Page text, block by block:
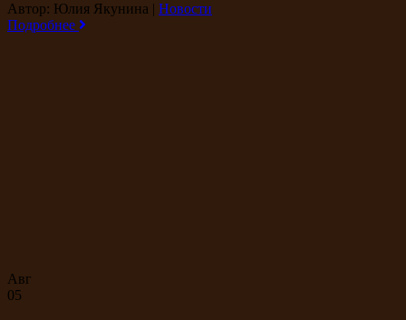
Автор: Юлия Якунина | Новости
Подробнее
Авг
05